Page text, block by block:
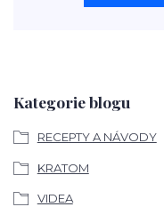
Kategorie blogu
RECEPTY A NÁVODY
KRATOM
VIDEA